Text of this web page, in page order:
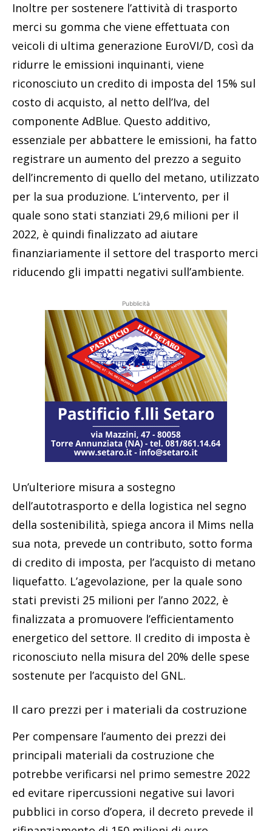
Inoltre per sostenere l’attività di trasporto
merci su gomma che viene effettuata con
veicoli di ultima generazione EuroVI/D, così da
ridurre le emissioni inquinanti, viene
riconosciuto un credito di imposta del 15% sul
costo di acquisto, al netto dell’Iva, del
componente AdBlue. Questo additivo,
essenziale per abbattere le emissioni, ha fatto
registrare un aumento del prezzo a seguito
dell’incremento di quello del metano, utilizzato
per la sua produzione. L’intervento, per il
quale sono stati stanziati 29,6 milioni per il
2022, è quindi finalizzato ad aiutare
finanziariamente il settore del trasporto merci
riducendo gli impatti negativi sull’ambiente.
Pubblicità
Un’ulteriore misura a sostegno
dell’autotrasporto e della logistica nel segno
della sostenibilità, spiega ancora il Mims nella
sua nota, prevede un contributo, sotto forma
di credito di imposta, per l’acquisto di metano
liquefatto. L’agevolazione, per la quale sono
stati previsti 25 milioni per l’anno 2022, è
finalizzata a promuovere l’efficientamento
energetico del settore. Il credito di imposta è
riconosciuto nella misura del 20% delle spese
sostenute per l’acquisto del GNL.
Il caro prezzi per i materiali da costruzione
Per compensare l’aumento dei prezzi dei
principali materiali da costruzione che
potrebbe verificarsi nel primo semestre 2022
ed evitare ripercussioni negative sui lavori
pubblici in corso d’opera, il decreto prevede il